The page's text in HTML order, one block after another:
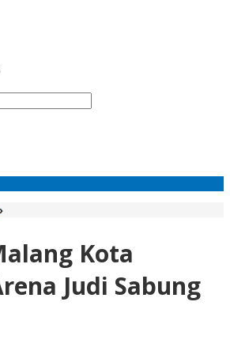
Polresta
Bongkar
Judi
Sabung
Kota
Judi Sabung